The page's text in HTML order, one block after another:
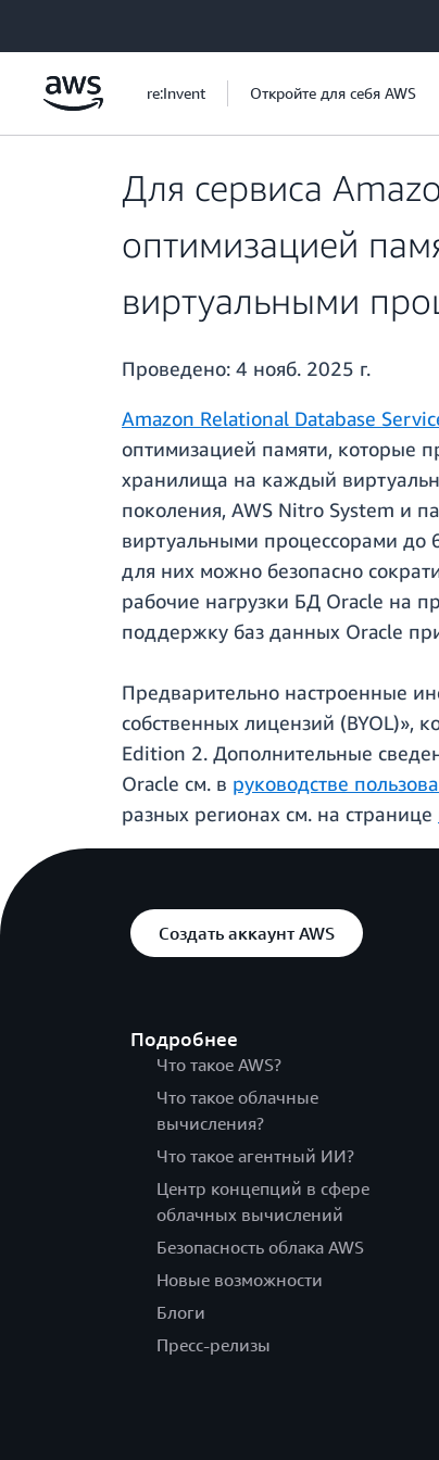
re:Invent Откройте для себя AWS
Для сервиса
оптимизацией
виртуальными
Проведено: 4 нояб. 2025 г.
Amazon Relational Database
оптимизацией памяти, которые
хранилища на каждый
поколения, AWS Nitro System и
виртуальными процессорами до
для них можно безопасно
рабочие нагрузки БД Oracle на
поддержку баз данных Oracle
Предварительно настроенные
собственных лицензий (BYOL)»,
Edition 2. Дополнительные
Oracle см. в руководстве
разных регионах см. на странице
Создать аккаунт AWS
Подробнее
Что такое AWS?
Что такое облачные
вычисления?
Что такое агентный ИИ?
Центр концепций в сфере
облачных вычислений
Безопасность облака AWS
Новые возможности
Блоги
Пресс-релизы